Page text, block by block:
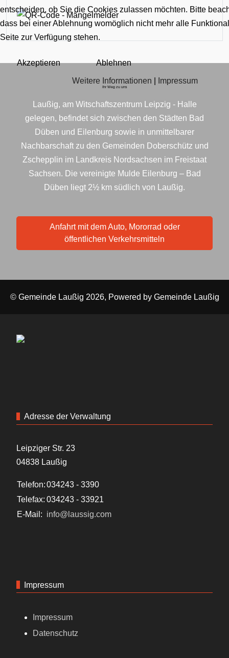
Ihr Weg zu uns
Laußig, am Witschaftszentrum Leipzig - Halle
gelegen, befindet sich zwischen den Städten Bad
Düben und Eilenburg sowie in unmittelbarer
Nachbarschaft zu den Gemeinden Doberschütz und
Zschepplin im Landkreis Nordsachsen im Freistaat
Sachsen. Die vereinigte Mulde Eilenburg – Bad
Düben liegt 2½ km südlich von Laußig.
Anfahrt mit dem Auto, Mororrad oder
öffentlichen Verkehrsmitteln
© Gemeinde Laußig 2026, Powered by Gemeinde Laußig
Adresse der Verwaltung
Leipziger Str. 23
04838 Laußig
Telefon:034243 - 3390
Telefax: 034243 - 33921
E-Mail: info@laussig.com
Impressum
Impressum
Datenschutz
entscheiden, ob Sie die Cookies zulassen möchten. Bitte
dass bei einer Ablehnung womöglich nicht mehr alle
Seite zur Verfügung stehen.
Akzeptieren Ablehnen
Weitere Informationen Impressum